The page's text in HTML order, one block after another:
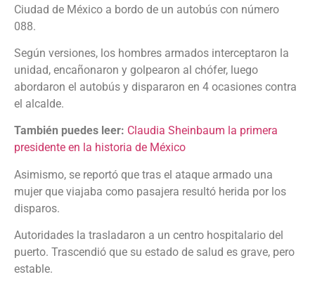
Ciudad de México a bordo de un autobús con número
088.
Según versiones, los hombres armados interceptaron la
unidad, encañonaron y golpearon al chófer, luego
abordaron el autobús y dispararon en 4 ocasiones contra
el alcalde.
También puedes leer: Claudia Sheinbaum la primera
presidente en la historia de México
Asimismo, se reportó que tras el ataque armado una
mujer que viajaba como pasajera resultó herida por los
disparos.
Autoridades la trasladaron a un centro hospitalario del
puerto. Trascendió que su estado de salud es grave, pero
estable.